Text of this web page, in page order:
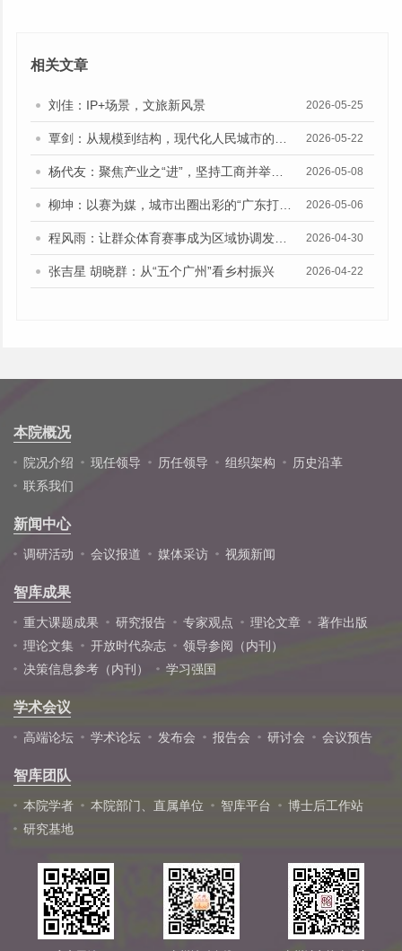
相关文章
刘佳：IP+场景，文旅新风景 2026-05-25
2026-05-22
2026-05-08
2026-05-06
2026-04-30
张吉星 胡晓群：从“五个广州”看乡村振兴 2026-04-22
本院概况
院况介绍 现任领导 历任领导 组织架构
历史沿革
联系我们
新闻中心
调研活动 会议报道 媒体采访 视频新闻
智库成果
重大课题成果 研究报告 专家观点 理论文章
著作出版
理论文集
开放时代杂志
领导参阅（内刊）
决策信息参考（内刊）
学习强国
学术会议
高端论坛 学术论坛 发布会 报告会 研讨会 会议预告
智库团队
本院学者 本院部门、直属单位 智库平台
博士后工作站
研究基地